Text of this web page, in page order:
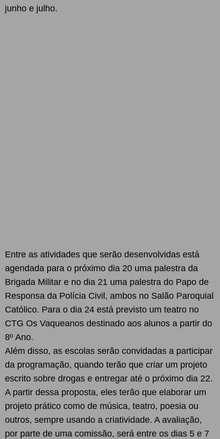
junho e julho.
Entre as atividades que serão desenvolvidas está
agendada para o próximo dia 20 uma palestra da
Brigada Militar e no dia 21 uma palestra do Papo de
Responsa da Polícia Civil, ambos no Salão Paroquial
Católico. Para o dia 24 está previsto um teatro no
CTG Os Vaqueanos destinado aos alunos a partir do
8º Ano.
Além disso, as escolas serão convidadas a participar
da programação, quando terão que criar um projeto
escrito sobre drogas e entregar até o próximo dia 22.
A partir dessa proposta, eles terão que elaborar um
projeto prático como de música, teatro, poesia ou
outros, sempre usando a criatividade. A avaliação,
por parte de uma comissão, será entre os dias 5 e 7